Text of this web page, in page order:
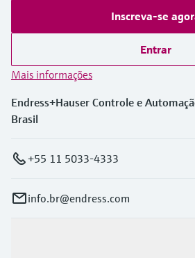
Inscreva-se
Entrar
Mais informações
Endress+Hauser Controle e
Brasil
+55 11 5033-4333
info.br@endress.com